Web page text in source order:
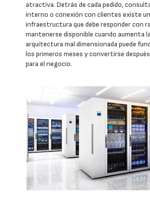
atractiva. Detrás de cada pedido,
interno o conexión con clientes existe
infraestructura que debe responder con
mantenerse disponible cuando aumenta
arquitectura mal dimensionada puede
los primeros meses y convertirse
para el negocio.